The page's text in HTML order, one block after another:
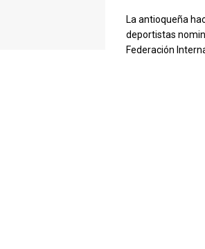
La antioqueña
deportistas
Federación